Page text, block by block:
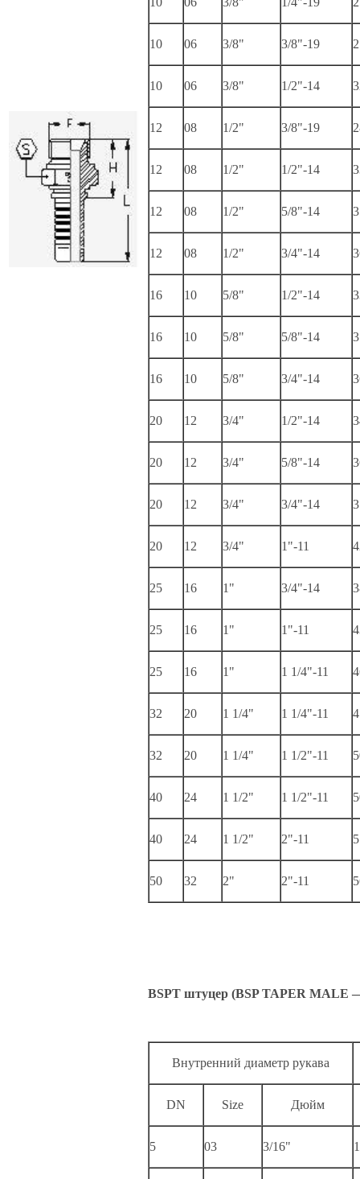
10 06 3/8" 3/8"-19
10 06 3/8" 1/2"-14
12 08 1/2" 3/8"-19
12 08 1/2" 1/2"-14
12 08 1/2" 5/8"-14
12 08 1/2" 3/4"-14
16 10 5/8" 1/2"-14
16 10 5/8" 5/8"-14
16 10 5/8" 3/4"-14
20 12 3/4" 1/2"-14
20 12 3/4" 5/8"-14
20 12 3/4" 3/4"-14
20 12 3/4" 1"-11
25 16 1" 3/4"-14
25 16 1" 1"-11
25 16 1" 1 1/4"-11
32 20 1 1/4" 1 1/4"-11
32 20 1 1/4" 1 1/2"-11
40 24 1 1/2" 1 1/2"-11
40 24 1 1/2" 2"-11
50 32 2" 2"-11
BSPT штуцер (BSP TAPER MALE
Внутренний диаметр рукава
DN Size Дюйм
5 03 3/16"